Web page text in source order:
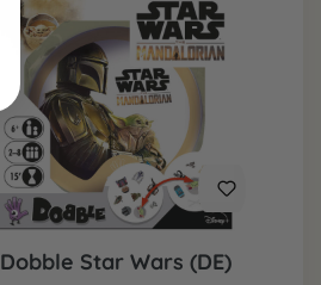
Dobble Star Wars (DE)